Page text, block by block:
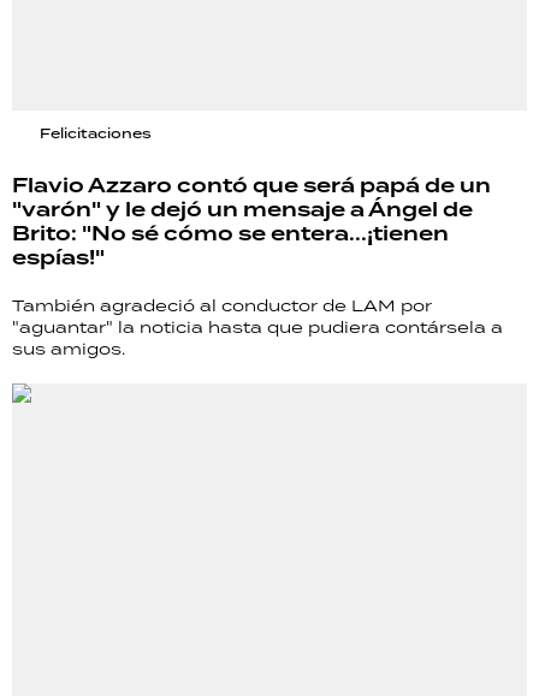
Felicitaciones
Flavio Azzaro contó que será papá de un
"varón" y le dejó un mensaje a Ángel de
Brito: "No sé cómo se entera...¡tienen
espías!"
También agradeció al conductor de LAM por
"aguantar" la noticia hasta que pudiera contársela a
sus amigos.